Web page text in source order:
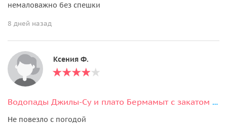
немаловажно без спешки
8 дней назад
Ксения Ф.
Водопады Джилы-Су и плато Бермамыт с закатом за один день из Кисловодска
Не повезло с погодой